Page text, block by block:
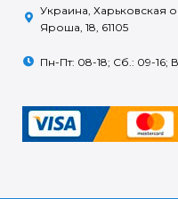
Украина, Харьковская
Яроша, 18, 61105
Пн-Пт: 08-18; Сб.: 09-16;